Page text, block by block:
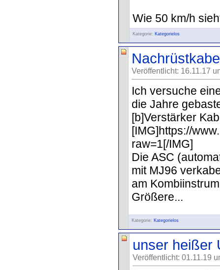
Wie 50 km/h
Kategorie: Kategorielos
Veröffentlicht: 16.11.17
Ich versuche
die Jahre
[b]Verstärker
[IMG]https://
raw=1[/IMG]
Die ASC
mit MJ96
am
Größere...
Kategorie: Kategorielos
unser heißer
Veröffentlicht: 01.11.19